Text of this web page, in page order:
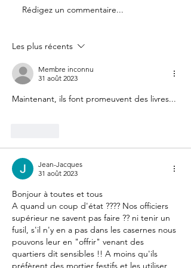
Rédigez un commentaire...
Les plus récents
Membre inconnu
31 août 2023
Maintenant, ils font promeuvent des livres...
Jean-Jacques
31 août 2023
Bonjour à toutes et tous
A quand un coup d'état ???? Nos officiers
supérieur ne savent pas faire ?? ni tenir un
fusil, s'il n'y en a pas dans les casernes nous
pouvons leur en "offrir" venant des
quartiers dit sensibles !! A moins qu'ils
préfèrent des mortier festifs et les utiliser